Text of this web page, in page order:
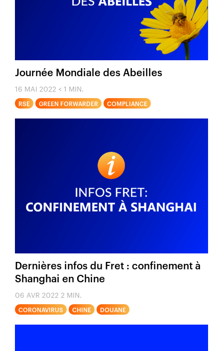
Journée Mondiale des Abeilles
16 MAI 2022 < 1 MIN.
RSE GREEN FORWARDER COMPLIANCE
Dernières infos du Fret : confinement à
Shanghai en Chine
06 AVR 2022 2 MIN.
CORONAVIRUS CHINE DOUANE